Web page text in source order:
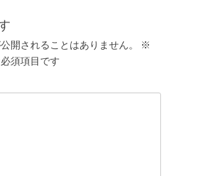
開されることはありません。
※
須項目です